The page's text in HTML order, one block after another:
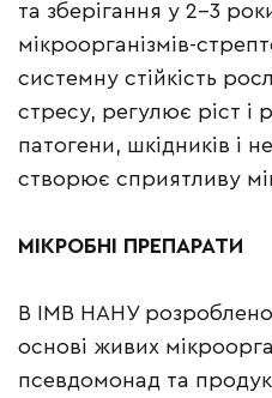
та зберігання у 2–3
мікроорганізмів-
системну стійкість
стресу, регулює ріст і
патогени, шкідників і
створює сприятливу
МІКРОБНІ ПРЕПАРАТИ
В ІМВ НАНУ
основі живих
псевдомонад та